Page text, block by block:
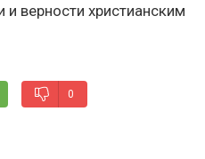
верности христианским
0